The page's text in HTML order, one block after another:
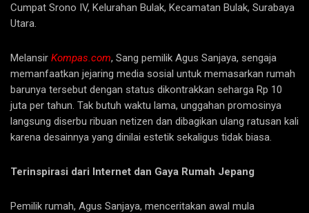
Cumpat Srono IV, Kelurahan Bulak, Kecamatan Bulak, Surabaya
Utara.
Melansir Kompas.com, Sang pemilik Agus Sanjaya, sengaja
memanfaatkan jejaring media sosial untuk memasarkan rumah
barunya tersebut dengan status dikontrakkan seharga Rp 10
juta per tahun. Tak butuh waktu lama, unggahan promosinya
langsung diserbu ribuan netizen dan dibagikan ulang ratusan kali
karena desainnya yang dinilai estetik sekaligus tidak biasa.
Terinspirasi dari Internet dan Gaya Rumah Jepang
Pemilik rumah, Agus Sanjaya, menceritakan awal mula